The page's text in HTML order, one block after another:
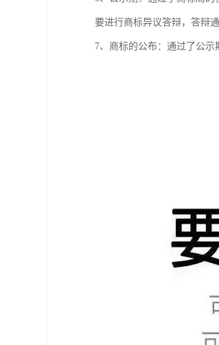
要进行商标异议答辩，答辩
7、商标的公布：通过了公示